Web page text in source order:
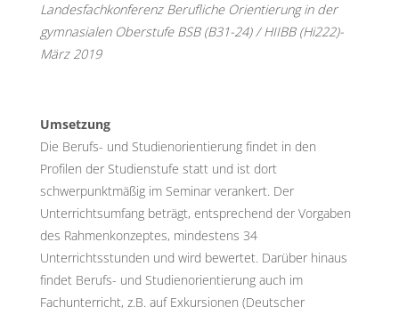
Landesfachkonferenz Berufliche Orientierung in der
gymnasialen Oberstufe BSB (B31-24) / HIIBB (Hi222)-
März 2019
Umsetzung
Die Berufs- und Studienorientierung findet in den
Profilen der Studienstufe statt und ist dort
schwerpunktmäßig im Seminar verankert. Der
Unterrichtsumfang beträgt, entsprechend der Vorgaben
des Rahmenkonzeptes, mindestens 34
Unterrichtsstunden und wird bewertet. Darüber hinaus
findet Berufs- und Studienorientierung auch im
Fachunterricht, z.B. auf Exkursionen (Deutscher